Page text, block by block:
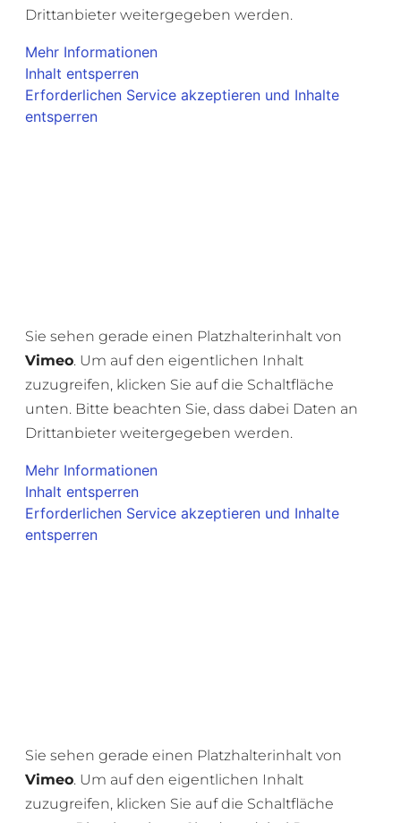
Drittanbieter weitergegeben werden.
Mehr Informationen
Inhalt entsperren
Erforderlichen Service akzeptieren und Inhalte
entsperren
Sie sehen gerade einen Platzhalterinhalt von
Vimeo. Um auf den eigentlichen Inhalt
zuzugreifen, klicken Sie auf die Schaltfläche
unten. Bitte beachten Sie, dass dabei Daten an
Drittanbieter weitergegeben werden.
Mehr Informationen
Inhalt entsperren
Erforderlichen Service akzeptieren und Inhalte
entsperren
Sie sehen gerade einen Platzhalterinhalt von
Vimeo. Um auf den eigentlichen Inhalt
zuzugreifen, klicken Sie auf die Schaltfläche